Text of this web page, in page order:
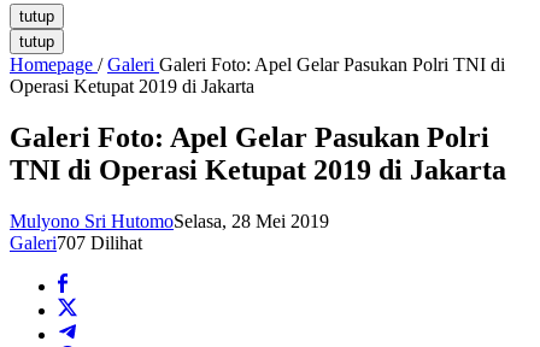
tutup
tutup
Homepage / Galeri Galeri Foto: Apel Gelar Pasukan Polri TNI di
Operasi Ketupat 2019 di Jakarta
Galeri Foto: Apel Gelar Pasukan Polri
TNI di Operasi Ketupat 2019 di Jakarta
Mulyono Sri HutomoSelasa, 28 Mei 2019
Galeri707 Dilihat